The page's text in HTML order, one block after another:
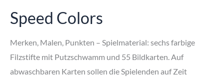
Speed Colors
Merken, Malen, Punkten – Spielmaterial: sechs farbige
Filzstifte mit Putzschwamm und 55 Bildkarten. Auf
abwaschbaren Karten sollen die Spielenden auf Zeit